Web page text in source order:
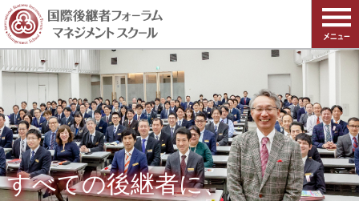
すべての後継者に、